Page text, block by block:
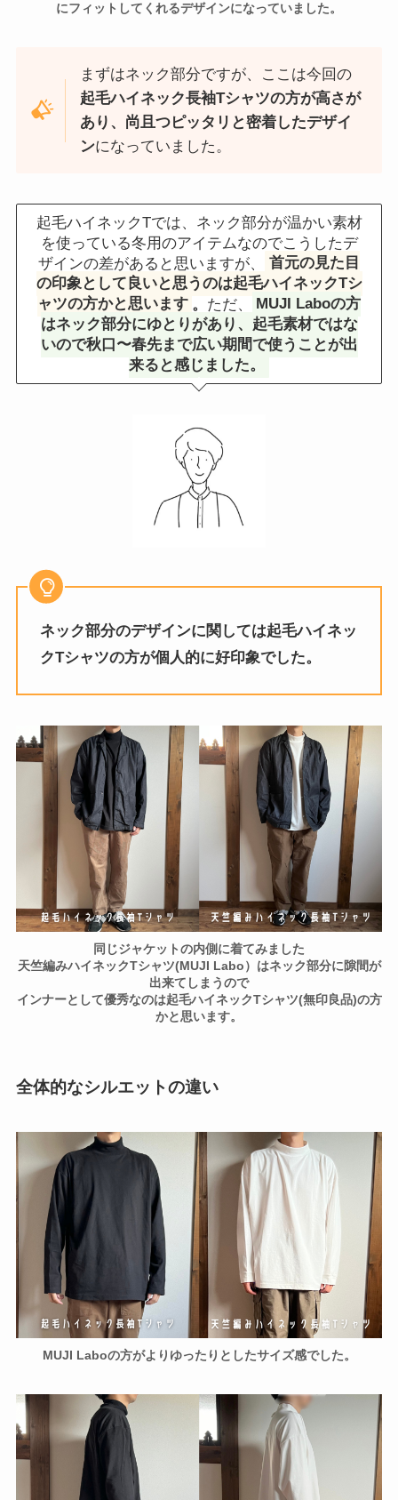
にフィットしてくれるデザインになっていました。
まずはネック部分ですが、ここは今回の
起毛ハイネック長袖Tシャツの方が高さが
あり、尚且つピッタリと密着したデザイ
ンになっていました。
起毛ハイネックTでは、ネック部分が温かい素材
を使っている冬用のアイテムなのでこうしたデ
ザインの差があると思いますが、
首元の見た目
の印象として良いと思うのは起毛ハイネックTシ
ャツの方かと思います 。 ただ、
MUJI Laboの方
はネック部分にゆとりがあり、起毛素材ではな
いので秋口〜春先まで広い期間で使うことが出
来ると感じました。
ネック部分のデザインに関しては起毛ハイネッ
クTシャツの方が個人的に好印象でした。
同じジャケットの内側に着てみました
天竺編みハイネックTシャツ(MUJI Labo）はネック部分に隙間が
出来てしまうので
インナーとして優秀なのは起毛ハイネックTシャツ(無印良品)の方
かと思います。
全体的なシルエットの違い
MUJI Laboの方がよりゆったりとしたサイズ感でした。